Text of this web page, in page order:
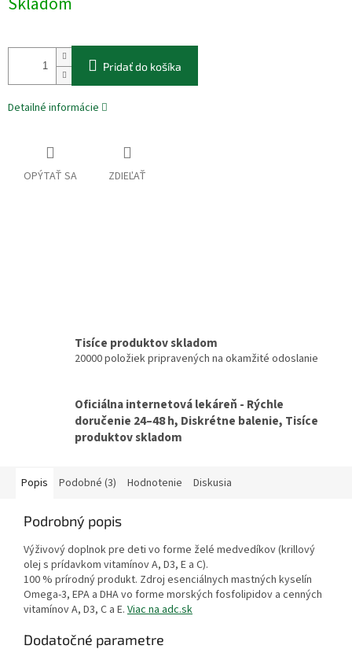
cena:
Pridať do košíka
Detailné informácie
OPÝTAŤ SA ZDIEĽAŤ
Tisíce produktov skladom
20000 položiek pripravených na okamžité odoslanie
Oficiálna internetová lekáreň - Rýchle
doručenie 24–48 h, Diskrétne balenie, Tisíce
produktov skladom
Popis Podobné (3) Hodnotenie Diskusia
Podrobný popis
Výživový doplnok pre deti vo forme želé medvedíkov (krillový
olej s prídavkom vitamínov A, D3, E a C).
100 % prírodný produkt. Zdroj esenciálnych mastných kyselín
Omega-3, EPA a DHA vo forme morských fosfolipidov a cenných
vitamínov A, D3, C a E. Viac na adc.sk
Dodatočné parametre